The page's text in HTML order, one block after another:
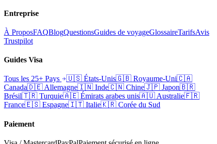
Entreprise
À ProposFAQBlogQuestionsGuides de voyageGlossaireTarifsAvis
Trustpilot
Guides Visa
Tous les 25+ Pays 🇺🇸 États-Unis🇬🇧 Royaume-Uni🇨🇦
Canada🇩🇪 Allemagne🇮🇳 Inde🇨🇳 Chine🇯🇵 Japon🇧🇷
Brésil🇹🇷 Turquie🇦🇪 Émirats arabes unis🇦🇺 Australie🇫🇷
France🇪🇸 Espagne🇮🇹 Italie🇰🇷 Corée du Sud
Paiement